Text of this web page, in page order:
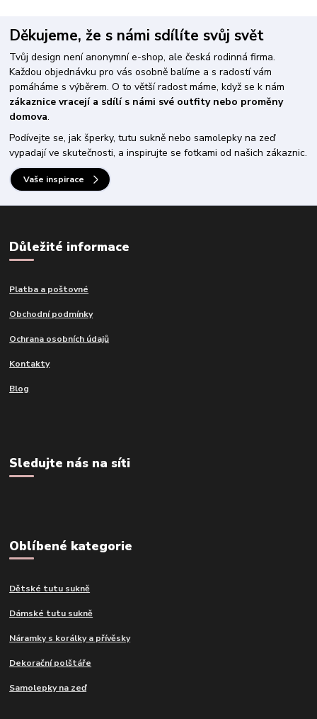
Děkujeme, že s námi sdílíte svůj svět
Tvůj design není anonymní e-shop, ale česká rodinná firma.
Každou objednávku pro vás osobně balíme a s radostí vám
pomáháme s výběrem. O to větší radost máme, když se k nám
zákaznice vracejí a sdílí s námi své outfity nebo proměny
domova.
Podívejte se, jak šperky, tutu sukně nebo samolepky na zeď
vypadají ve skutečnosti, a inspirujte se fotkami od našich zákaznic.
Vaše inspirace
Důležité informace
Platba a poštovné
Obchodní podmínky
Ochrana osobních údajů
Kontakty
Blog
Sledujte nás na síti
Oblíbené kategorie
Dětské tutu sukně
Dámské tutu sukně
Náramky s korálky a přívěsky
Dekorační polštáře
Samolepky na zeď